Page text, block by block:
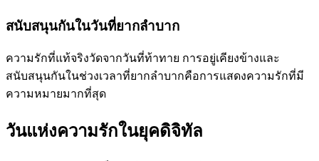
สนับสนุนกันในวันที่ยากลำบาก
ความรักที่แท้จริงวัดจากวันที่ท้าทาย การอยู่เคียงข้างและ
สนับสนุนกันในช่วงเวลาที่ยากลำบากคือการแสดงความรักที่มี
ความหมายมากที่สุด
วันแห่งความรักในยุคดิจิทัล